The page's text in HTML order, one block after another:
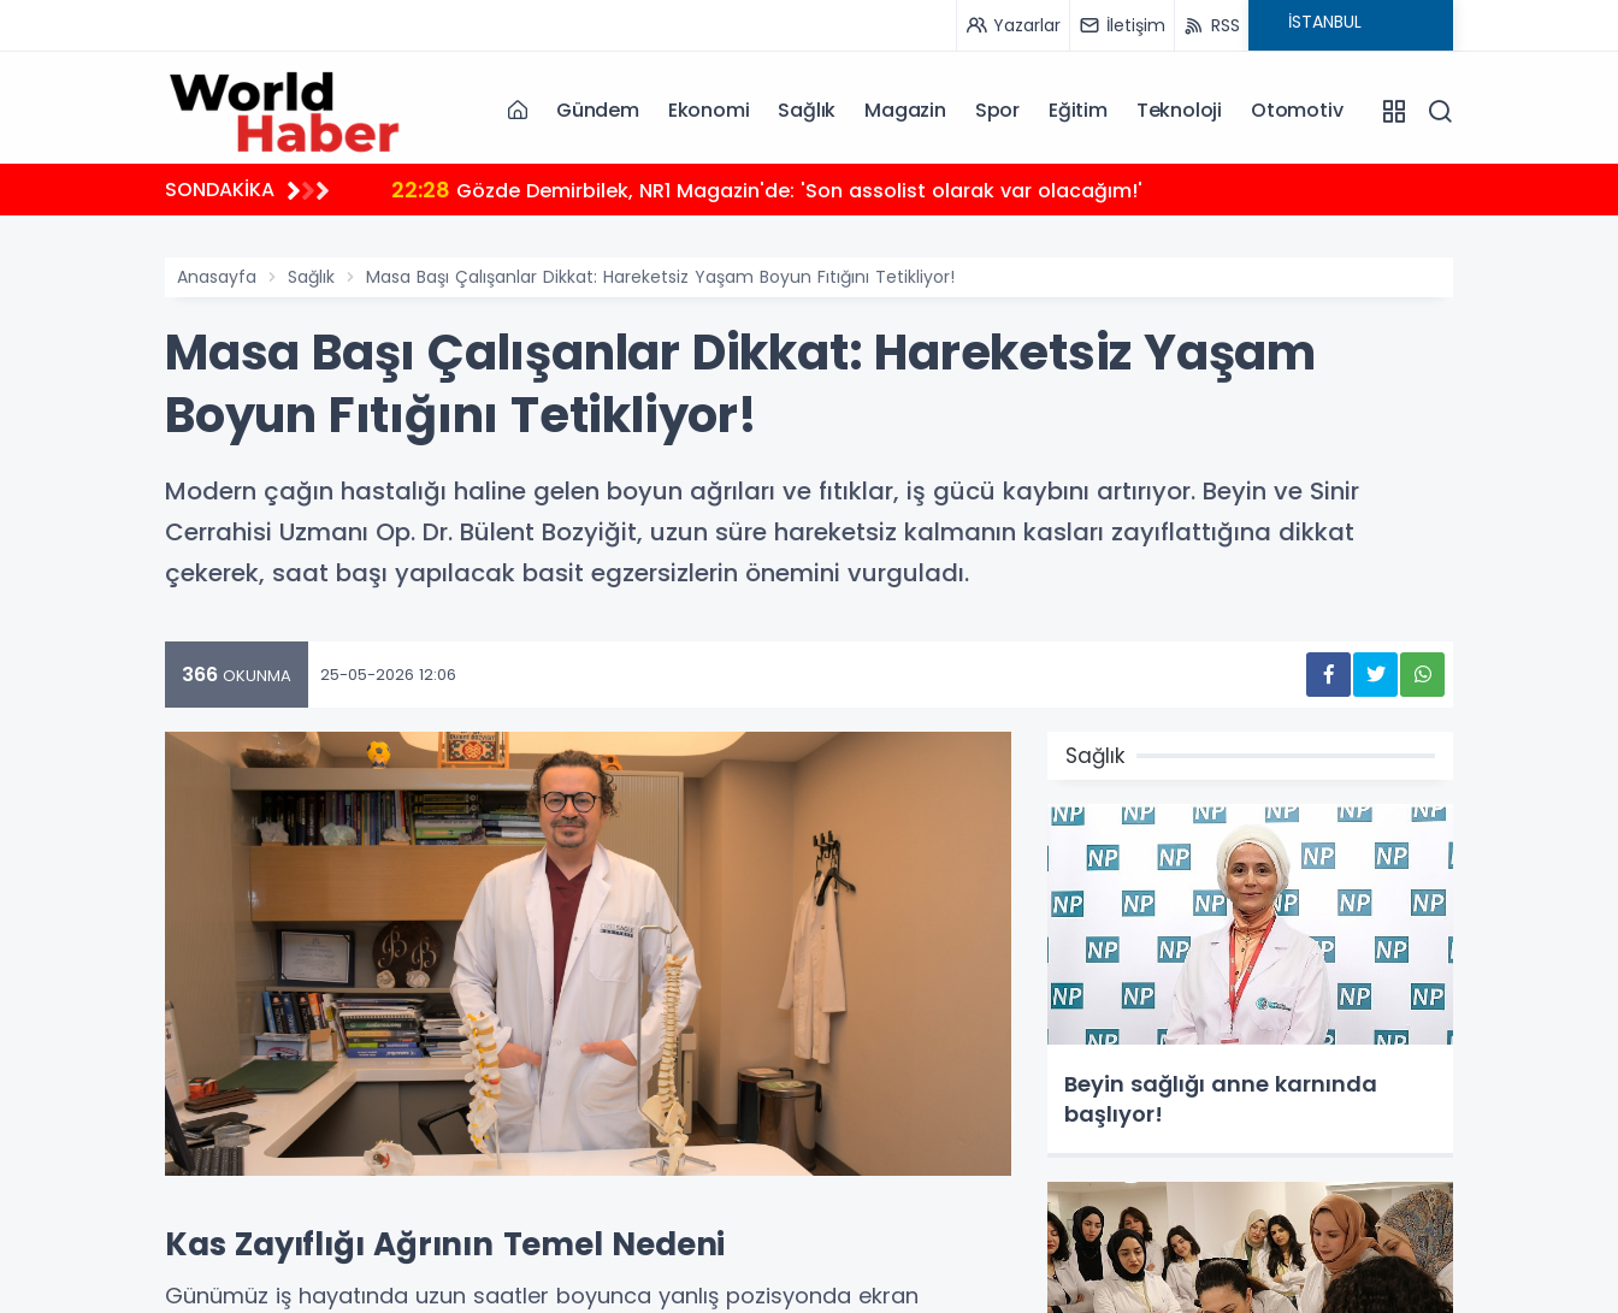
Yazarlar İletişim RSS
Gündem Ekonomi Sağlık Magazin Spor Eğitim Teknoloji Otomotiv
SONDAKİKA 22:28 Gözde Demirbilek, NR1 Magazin'de: 'Son assolist olarak var olacağım!'
Anasayfa Sağlık Masa Başı Çalışanlar Dikkat: Hareketsiz Yaşam Boyun Fıtığını Tetikliyor!
Masa Başı Çalışanlar Dikkat: Hareketsiz Yaşam
Boyun Fıtığını Tetikliyor!
Modern çağın hastalığı haline gelen boyun ağrıları ve fıtıklar, iş gücü kaybını artırıyor. Beyin ve Sinir
Cerrahisi Uzmanı Op. Dr. Bülent Bozyiğit, uzun süre hareketsiz kalmanın kasları zayıflattığına dikkat
çekerek, saat başı yapılacak basit egzersizlerin önemini vurguladı.
366 OKUNMA 25-05-2026 12:06
Kas Zayıflığı Ağrının Temel Nedeni
Günümüz iş hayatında uzun saatler boyunca yanlış pozisyonda ekran
Sağlık
Beyin sağlığı anne karnında
başlıyor!